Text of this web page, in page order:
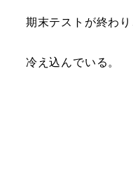
期末テストが終わ
冷え込んでいる。